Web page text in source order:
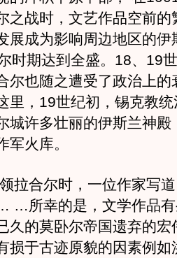
之战时，文艺作品空前的
展成为影响周边地区的伊
时期达到全盛。18、19
尔也随之遭受了政治上的
里，19世纪初，锡克教
城许多壮丽的伊斯兰神殿
军火库。
拉合尔时，一位作家写
…所幸的是，文学作品
久的莫卧尔帝国遗弃的宏
损于古迹原貌的因素例如